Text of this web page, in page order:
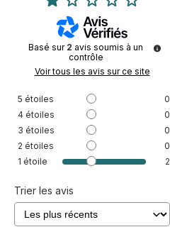
Basé sur 2 avis soumis à un
contrôle
Voir tous les avis sur ce site
5 étoiles
0
4 étoiles
0
3 étoiles
0
2 étoiles
0
1 étoile 2
Trier les avis